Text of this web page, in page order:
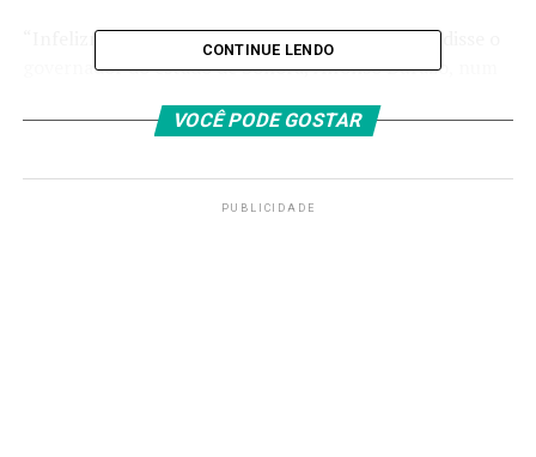
“Infelizmente, mineiros estão entre as vítimas”, disse o
governador do estado de Sonora, Alfonso Durazo, num
investigação completa e transparente para apurar as
acentuou.
CONTINUE LENDO
VOCÊ PODE GOSTAR
PUBLICIDADE